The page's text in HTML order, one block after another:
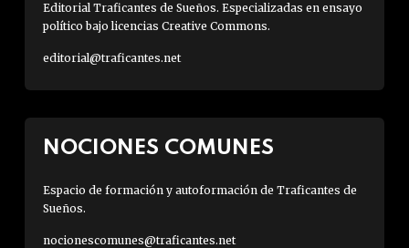
Editorial Traficantes de Sueños. Especializadas en ensayo
político bajo licencias Creative Commons.
editorial@traficantes.net
NOCIONES COMUNES
Espacio de formación y autoformación de Traficantes de
Sueños.
nocionescomunes@traficantes.net